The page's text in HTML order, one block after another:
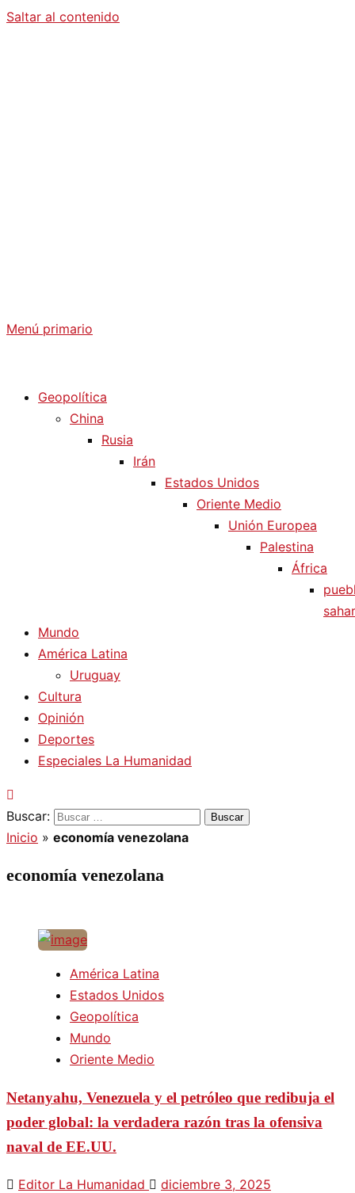
Saltar al contenido
Menú primario
Geopolítica
China
Rusia
Irán
Estados Unidos
Oriente Medio
Unión Europea
Palestina
África
Mundo
América Latina
Uruguay
Cultura
Opinión
Deportes
Especiales La Humanidad
Buscar:
Inicio » economía venezolana
economía venezolana
América Latina
Estados Unidos
Geopolítica
Mundo
Oriente Medio
Netanyahu, Venezuela y el petróleo que redibuja el
poder global: la verdadera razón tras la ofensiva
naval de EE.UU.
Editor La Humanidad diciembre 3, 2025